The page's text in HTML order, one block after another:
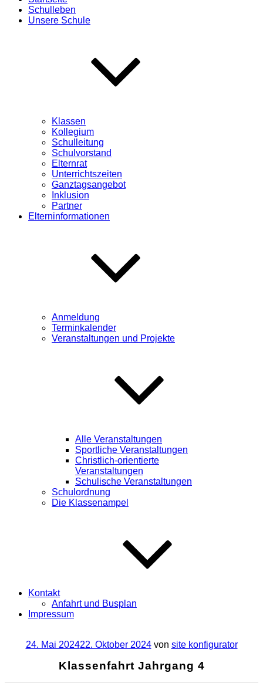
Schulleben
Unsere Schule
Klassen
Kollegium
Schulleitung
Schulvorstand
Elternrat
Unterrichtszeiten
Ganztagsangebot
Inklusion
Partner
Elterninformationen
Anmeldung
Terminkalender
Veranstaltungen und Projekte
Alle Veranstaltungen
Sportliche Veranstaltungen
Christlich-orientierte
Veranstaltungen
Schulische Veranstaltungen
Schulordnung
Die Klassenampel
Kontakt
Anfahrt und Busplan
Impressum
Veröffentlicht
24. Mai 202422. Oktober 2024von site konfigurator
Klassenfahrt Jahrgang 4